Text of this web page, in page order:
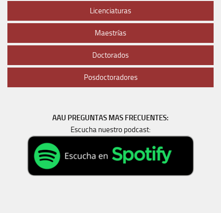
Licenciaturas
Maestrías
Doctorados
Posdoctoradores
AAU PREGUNTAS MAS FRECUENTES:
Escucha nuestro podcast: